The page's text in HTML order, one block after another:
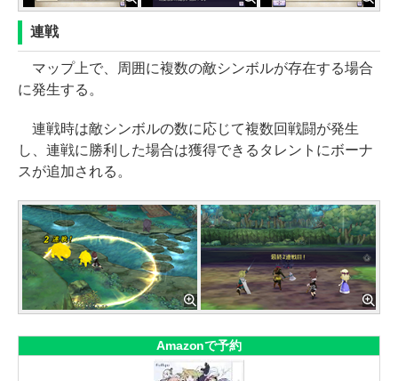
連戦
マップ上で、周囲に複数の敵シンボルが存在する場合
に発生する。
連戦時は敵シンボルの数に応じて複数回戦闘が発生
し、連戦に勝利した場合は獲得できるタレントにボーナ
スが追加される。
Amazonで予約